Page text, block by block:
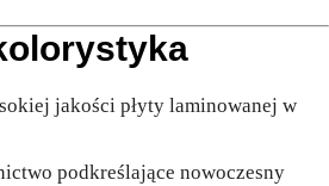
jakości płyty laminowanej w
podkreślające nowoczesny